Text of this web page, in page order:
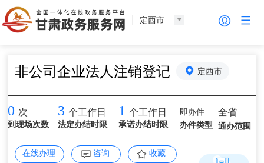
定西市
非公司企业法人注销登记 定西市
0 次
到现场次数
3 个工作日
法定办结时限
1 个工作日
承诺办结时限
即办件
办件类型
全省
通办范围
在线办理 咨询 收藏